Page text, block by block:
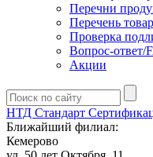
Перечни
Перечень
Проверка
Вопрос-ответ/
Акции
НТД Стандарт
Ближайший филиал:
Кемерово